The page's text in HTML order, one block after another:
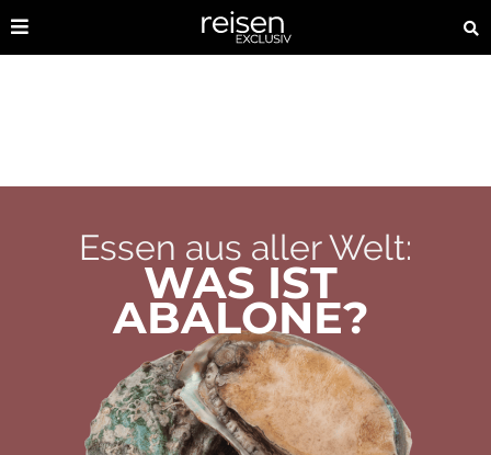
Essen aus aller Welt:
WAS IST
ABALONE?